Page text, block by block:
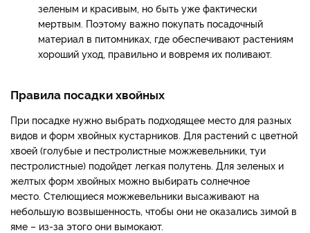
зеленым и красивым, но быть уже фактически
мертвым. Поэтому важно покупать посадочный
материал в питомниках, где обеспечивают растениям
хороший уход, правильно и вовремя их поливают.
Правила посадки хвойных
При посадке нужно выбрать подходящее место для разных
видов и форм хвойных кустарников. Для растений с цветной
хвоей (голубые и пестролистные можжевельники, туи
пестролистные) подойдет легкая полутень. Для зеленых и
желтых форм хвойных можно выбирать солнечное
место. Стелющиеся можжевельники высаживают на
небольшую возвышенность, чтобы они не оказались зимой в
яме – из-за этого они вымокают.